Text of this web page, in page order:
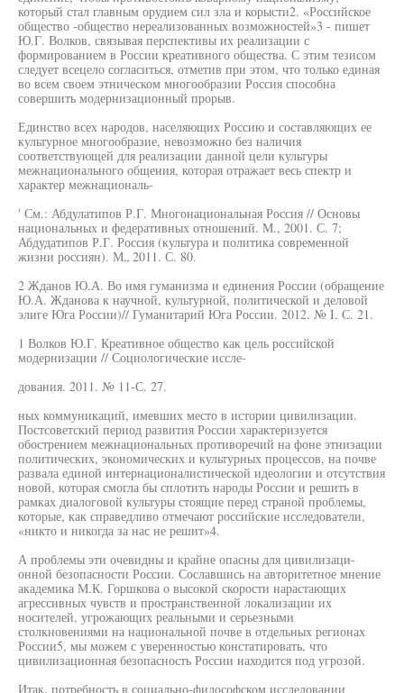
который стал главным орудием сил зла и корысти2. «Российское
общество -общество нереализованных возможностей»3 - пишет
Ю.Г. Волков, связывая перспективы их реализации с
формированием в России креативного общества. С этим тезисом
следует всецело согласиться, отметив при этом, что только единая
во всем своем этническом многообразии Россия способна
совершить модернизационный прорыв.
Единство всех народов, населяющих Россию и составляющих ее
культурное многообразие, невозможно без наличия
соответствующей для реализации данной цели культуры
межнационального общения, которая отражает весь спектр и
характер межнациональ-
' См.: Абдулатипов Р.Г. Многонациональная Россия // Основы
национальных и федеративных отношений. М., 2001. С. 7;
Абдудатипов Р.Г. Россия (культура и политика современной
жизни россиян). М„ 2011. С. 80.
2 Жданов Ю.А. Во имя гуманизма и единения России (обращение
Ю.А. Жданова к научной, культурной, политической и деловой
элиге Юга России)// Гуманитарий Юга России. 2012. № I. С. 21.
1 Волков Ю.Г. Креативное общество как цель российской
модернизации // Социологические иссле-
дования. 2011. № 11-С. 27.
ных коммуникаций, имевших место в истории цивилизации.
Постсоветский период развития России характеризуется
обострением межнациональных противоречий на фоне этнизации
политических, экономических и культурных процессов, на почве
развала единой интернационалистической идеологии и отсутствия
новой, которая смогла бы сплотить народы России и решить в
рамках диалоговой культуры стоящие перед страной проблемы,
которые, как справедливо отмечают российские исследователи,
«никто и никогда за нас не решит»4.
А проблемы эти очевидны и крайне опасны для цивилизаци-
онной безопасности России. Сославшись на авторитетное мнение
академика М.К. Горшкова о высокой скорости нарастающих
агрессивных чувств и пространственной локализации их
носителей, угрожающих реальными и серьезными
столкновениями на национальной почве в отдельных регионах
России5, мы можем с уверенностью констатировать, что
цивилизационная безопасность России находится под угрозой.
Итак, потребность в социально-философском исследовании